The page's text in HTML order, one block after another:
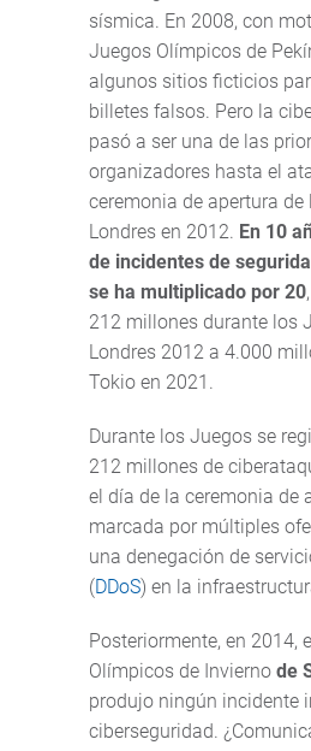
sísmica. En 2008, con
Juegos Olímpicos de
algunos sitios ficticios
billetes falsos. Pero la
pasó a ser una de las
organizadores hasta el
ceremonia de apertura
Londres en 2012. En 10
de incidentes de
se ha multiplicado por 20
212 millones durante los
Londres 2012 a 4.000
Tokio en 2021.
Durante los Juegos se
212 millones de
el día de la ceremonia de
marcada por múltiples
una denegación de
(DDoS) en la
Posteriormente, en 2014,
Olímpicos de Invierno de
produjo ningún incidente
ciberseguridad.